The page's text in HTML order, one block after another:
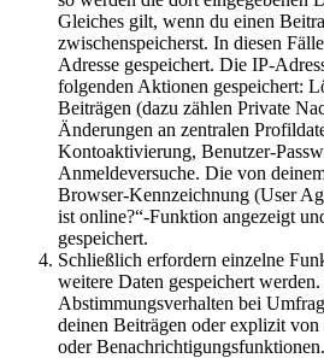
Gleiches gilt, wenn du einen
zwischenspeicherst. In diesen
Adresse gespeichert. Die IP-
folgenden Aktionen gespeichert:
Beiträgen (dazu zählen Private
Änderungen an zentralen
Kontoaktivierung, Benutzer-
Anmeldeversuche. Die von
Browser-Kennzeichnung (User
ist online?“-Funktion angezeigt
gespeichert.
Schließlich erfordern einzelne
weitere Daten gespeichert
Abstimmungsverhalten bei
deinen Beiträgen oder explizit von
oder Benachrichtigungsfunktionen.